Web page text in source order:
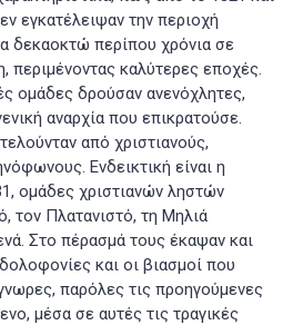
εγκατέλειψαν την περιοχή
δεκαοκτώ περίπου χρόνια σε
περιμένοντας καλύτερες εποχές.
ομάδες δρούσαν ανενόχλητες,
αναρχία που επικρατούσε.
από χριστιανούς,
Ενδεικτική είναι η
ομάδες χριστιανών ληστών
τον Πλατανιστό, τη Μηλιά
Στο πέρασμά τους έκαψαν και
και οι βιασμοί που
παρόλες τις προηγούμενες
μέσα σε αυτές τις τραγικές